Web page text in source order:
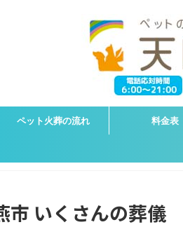
ペット火葬の流れ 料金表
市 いくさんの葬